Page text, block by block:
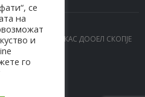
задржани од МАРКАС ДООЕЛ СКОПЈЕ
се
на
и
го